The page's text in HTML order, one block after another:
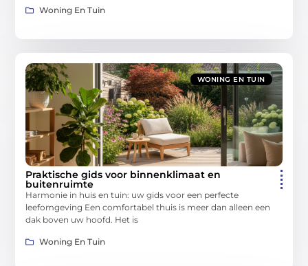
Woning En Tuin
WONING EN TUIN
Praktische gids voor binnenklimaat en
buitenruimte
Harmonie in huis en tuin: uw gids voor een perfecte
leefomgeving Een comfortabel thuis is meer dan alleen een
dak boven uw hoofd. Het is
Woning En Tuin